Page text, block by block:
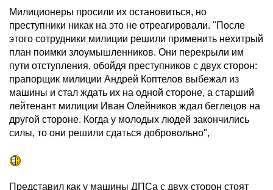
Милиционеры просили их остановиться, но
преступники никак на это не отреагировали. "После
этого сотрудники милиции решили применить нехитрый
план поимки злоумышленников. Они перекрыли им
пути отступления, обойдя преступников с двух сторон:
прапорщик милиции Андрей Коптелов выбежал из
машины и стал ждать их на одной стороне, а старший
лейтенант милиции Иван Олейников ждал беглецов на
другой стороне. Когда у молодых людей закончились
силы, то они решили сдаться добровольно",
Представил как у машины ДПСа с двух сторон стоят